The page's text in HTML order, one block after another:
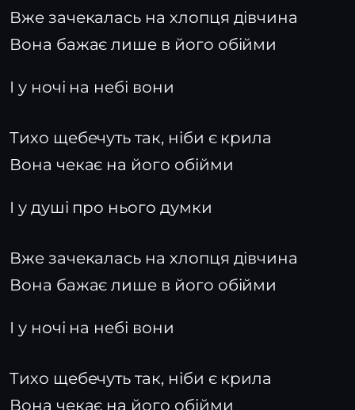
Вже зачекалась на хлопця дівчина
Вона бажає лише в його обійми
І у ночі на небі вони
Тихо щебечуть так, ніби є крила
Вона чекає на його обійми
І у душі про нього думки
Вже зачекалась на хлопця дівчина
Вона бажає лише в його обійми
І у ночі на небі вони
Тихо щебечуть так, ніби є крила
Вона чекає на його обійми